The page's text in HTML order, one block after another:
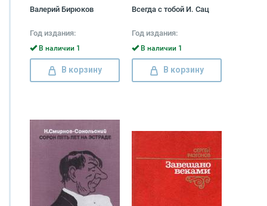
Валерий Бирюков
Год издания:
В наличии 1
В корзину
Всегда с тобой И. Сац
Год издания:
В наличии 1
В корзину